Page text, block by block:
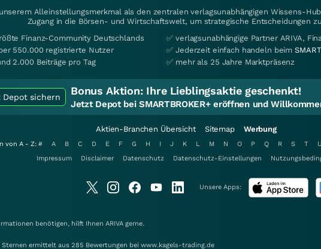
Alleinstellungsmerkmal als den zentralen verlagsunabhängigen Wissens-
Zugang in die Börsen- und Wirtschaftswelt, um strategische Entscheidungen
Finanz-Community Deutschlands
550.000 registrierte Nutzer
2.000 Beiträge pro Tag
✅ verlagsunabhängige Partner ARIVA,
✅ Jederzeit einfach handeln beim
✅ mehr als 25 Jahre Marktpräsenz
Depot sichern Bonus Aktion: Ihre Lieblingsaktie geschenkt!
Jetzt Depot bei SMARTBROKER+ eröffnen und
Aktien-Branchen Übersicht Sitemap Werbung
von A - Z: # A B C D E F G H I J K L M N O P Q R S T U
Impressum
Disclaimer Datenschutz Datenschutz-Einstellungen
Unsere Apps:
benötigen, hilft Ihnen ARIVA gerne.
ermittelt aus 285 Bewertungen bei www.kagels-trading.de